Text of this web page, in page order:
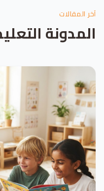
آخر المقالات
المدونة